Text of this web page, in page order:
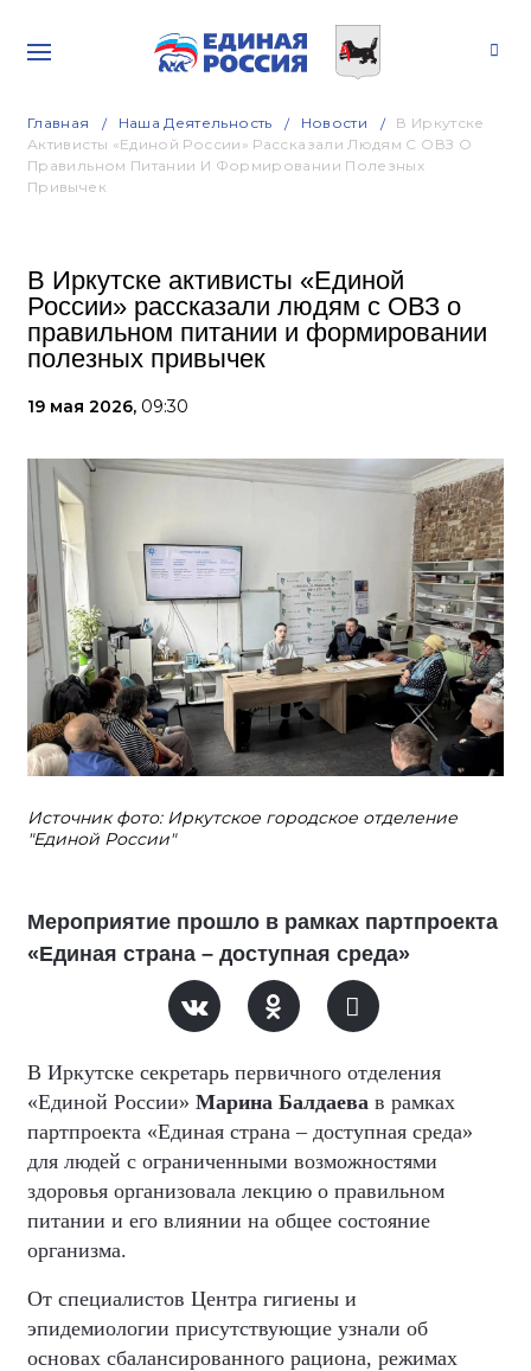
Главная Наша Деятельность Новости
В Иркутске
Активисты «Единой России» Рассказали Людям С ОВЗ О
Правильном Питании И Формировании Полезных
Привычек
В Иркутске активисты «Единой
России» рассказали людям с ОВЗ о
правильном питании и формировании
полезных привычек
19 мая 2026, 09:30
Источник фото: Иркутское городское отделение
"Единой России"
Мероприятие прошло в рамках партпроекта
«Единая страна – доступная среда»
В Иркутске секретарь первичного отделения
«Единой России» Марина Балдаева в рамках
партпроекта «Единая страна – доступная среда»
для людей с ограниченными возможностями
здоровья организовала лекцию о правильном
питании и его влиянии на общее состояние
организма.
От специалистов Центра гигиены и
эпидемиологии присутствующие узнали об
основах сбалансированного рациона, режимах